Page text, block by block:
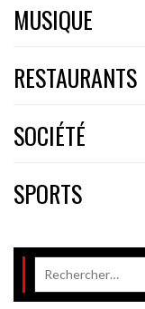
MUSIQUE
RESTAURANTS
SOCIÉTÉ
SPORTS